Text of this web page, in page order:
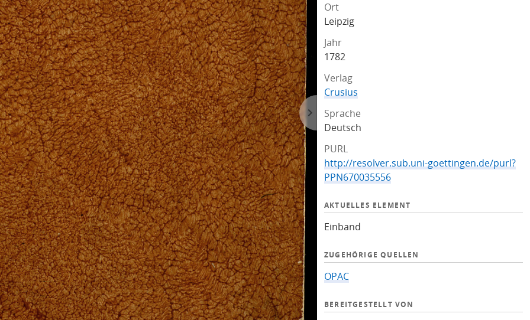
Ort
Leipzig
Jahr
1782
Verlag
Crusius
Sprache
Deutsch
PURL
http://resolver.sub.uni-goettingen.de/purl?
PPN670035556
AKTUELLES ELEMENT
Einband
ZUGEHÖRIGE QUELLEN
OPAC
BEREITGESTELLT VON